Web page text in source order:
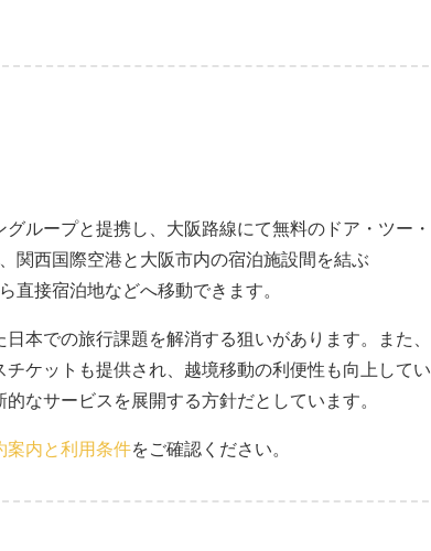
ループと提携し、大阪路線にて無料のドア・ツー・
関西国際空港と大阪市内の宿泊施設間を結ぶ
直接宿泊地などへ移動できます。
本での旅行課題を解消する狙いがあります。また、
ケットも提供され、越境移動の利便性も向上してい
なサービスを展開する方針だとしています。
案内と利用条件をご確認ください。